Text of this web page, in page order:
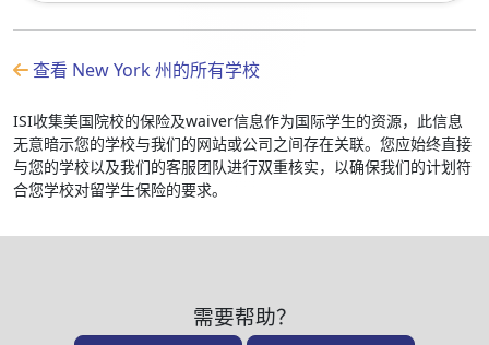
查看 New York 州的所有学校
ISI收集美国院校的保险及waiver信息作为国际学生的资源，此信息
无意暗示您的学校与我们的网站或公司之间存在关联。您应始终直接
与您的学校以及我们的客服团队进行双重核实，以确保我们的计划符
合您学校对留学生保险的要求。
需要帮助？